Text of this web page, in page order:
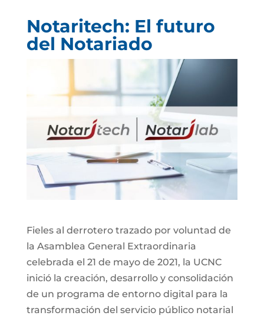
Notaritech: El futuro
del Notariado
Fieles al derrotero trazado por voluntad de
la Asamblea General Extraordinaria
celebrada el 21 de mayo de 2021, la UCNC
inició la creación, desarrollo y consolidación
de un programa de entorno digital para la
transformación del servicio público notarial